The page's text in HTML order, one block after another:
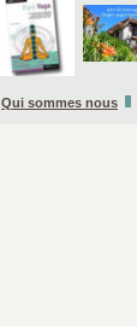
Qui sommes nous